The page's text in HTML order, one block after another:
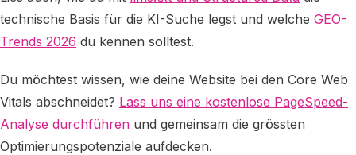
technische Basis für die KI-Suche legst und welche GEO-
Trends 2026 du kennen solltest.
Du möchtest wissen, wie deine Website bei den Core Web
Vitals abschneidet? Lass uns eine kostenlose PageSpeed-
Analyse durchführen und gemeinsam die grössten
Optimierungspotenziale aufdecken.